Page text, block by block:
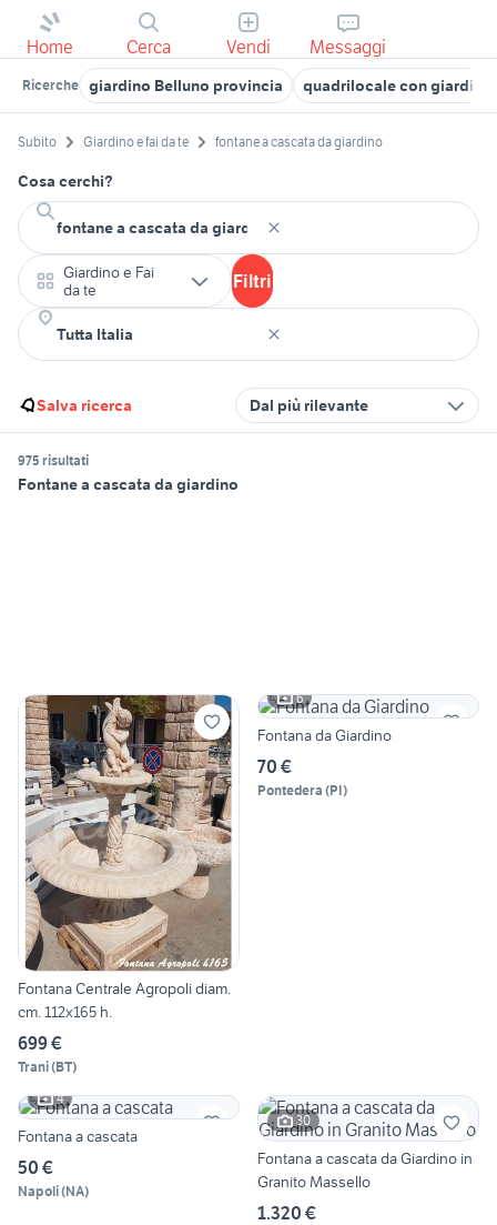
Home Cerca Vendi Messaggi
Ricerche giardino Belluno provincia quadrilocale con giardino
Subito Giardino e fai da te fontane a cascata da giardino
Cosa cerchi?
Giardino e Fai
da te
Filtri
Salva ricerca Dal più rilevante
975 risultati
Fontane a cascata da giardino
Fontana Centrale Agropoli diam.
cm. 112x165 h.
699 €
Trani(BT)
6
Fontana da Giardino
70 €
Pontedera (PI)
4
Fontana a cascata
50 €
Napoli(NA)
30
Fontana a cascata da Giardino in
Granito Massello
1.320 €